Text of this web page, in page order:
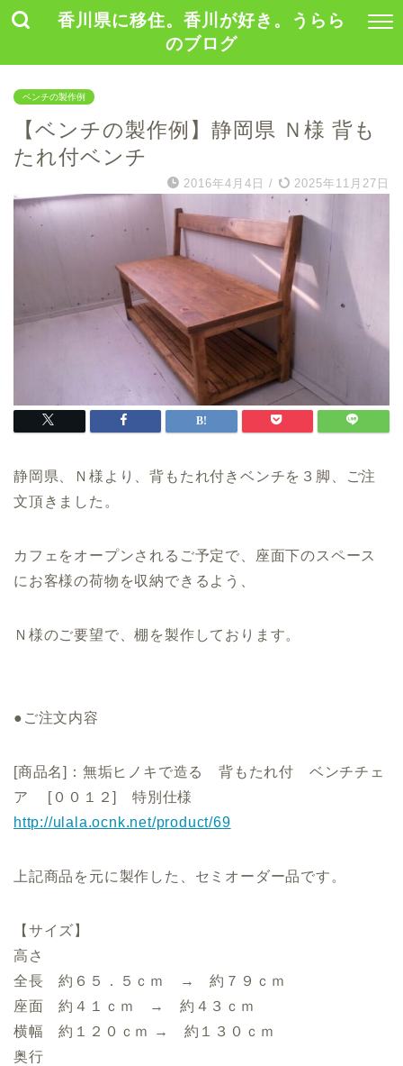
香川県に移住。香川が好き。うらら
のブログ
ベンチの製作例
【ベンチの製作例】静岡県 Ｎ様 背も
たれ付ベンチ
2016年4月4日 / 2025年11月27日
静岡県、Ｎ様より、背もたれ付きベンチを３脚、ご注
文頂きました。
カフェをオープンされるご予定で、座面下のスペース
にお客様の荷物を収納できるよう、
Ｎ様のご要望で、棚を製作しております。
●ご注文内容
[商品名]：無垢ヒノキで造る 背もたれ付 ベンチチェ
ア [００１２] 特別仕様
http://ulala.ocnk.net/product/69
上記商品を元に製作した、セミオーダー品です。
【サイズ】
高さ
全長 約６５．５ｃｍ → 約７９ｃｍ
座面 約４１ｃｍ → 約４３ｃｍ
横幅 約１２０ｃｍ → 約１３０ｃｍ
奥行